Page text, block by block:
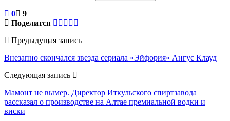
0
9
Поделится
Предыдущая запись
Внезапно скончался звезда сериала «Эйфория» Ангус Клауд
Следующая запись
Мамонт не вымер. Директор Иткульского спиртзавода
рассказал о производстве на Алтае премиальной водки и
виски